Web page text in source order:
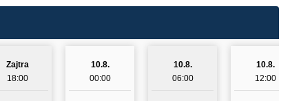
Zajtra
18:00
10.8.
00:00
10.8.
06:00
10.8.
12:00